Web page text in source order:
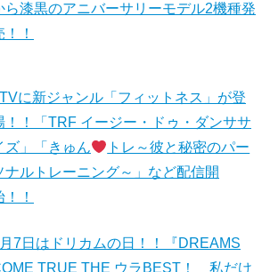
ら漆黒のアニバーサリーモデル2機種発
！！
に新ジャンル「フィットネス」が登
！！「TRF イージー・ドゥ・ダンササ
ズ」「きゅん
トレ～彼と秘密のパー
ナルトレーニング～」など配信開
！！
7日はドリカムの日！！『DREAMS
TRUE THE ウラBEST！ 私だけ